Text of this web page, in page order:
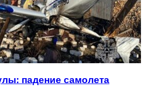
падение самолета